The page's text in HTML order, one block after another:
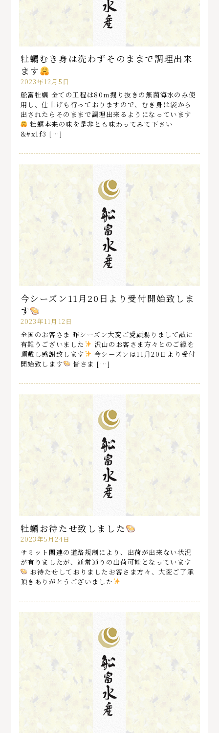
牡蠣むき身は洗わずそのままで調理出来
ます
2023年12月5日
舩富牡蠣 全ての工程は80m掘り抜きの無菌海水のみ使
用し、仕上げも行っておりますので、むき身は袋から
出されたらそのままで調理出来るようになっています
牡蠣本来の味を是非とも味わってみて下さい
&#x1f3 […]
今シーズン11月20日より受付開始致しま
す
2023年11月12日
全国のお客さま 昨シーズン大変ご愛顧賜りまして誠に
有難うございました
沢山のお客さま方々とのご縁を
頂戴し感謝致します
今シーズンは11月20日より受付
開始致します
皆さま […]
牡蠣お待たせ致しました
2023年5月24日
サミット関連の道路規制により、出荷が出来ない状況
が有りましたが、通常通りの出荷可能となっています
お待たせしておりましたお客さま方々、大変ご了承
頂きありがとうございました